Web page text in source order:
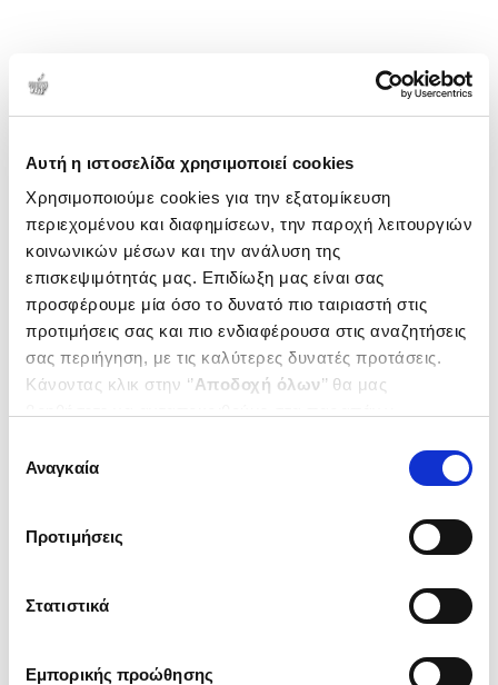
Αυτή η ιστοσελίδα χρησιμοποιεί cookies
Χρησιμοποιούμε cookies για την εξατομίκευση
περιεχομένου και διαφημίσεων, την παροχή λειτουργιών
κοινωνικών μέσων και την ανάλυση της
επισκεψιμότητάς μας. Επιδίωξη μας είναι σας
προσφέρουμε μία όσο το δυνατό πιο ταιριαστή στις
προτιμήσεις σας και πιο ενδιαφέρουσα στις αναζητήσεις
σας περιήγηση, με τις καλύτερες δυνατές προτάσεις.
Κάνοντας κλικ στην ‘’Αποδοχή όλων’’ θα μας
ενδιαφέρουν και να επιλέξετε από τα παρακάτω με την
΄΄και να ενημερωθείτε σχετικά με
συγκατάθεσης
Αναγκαία
Προτιμήσεις
Στατιστικά
Εμπορικής προώθησης